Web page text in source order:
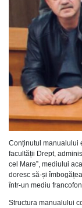
Conținutul manualului
facultății Drept,
cel Mare”, mediului
doresc să-și
într-un mediu
Structura manualului